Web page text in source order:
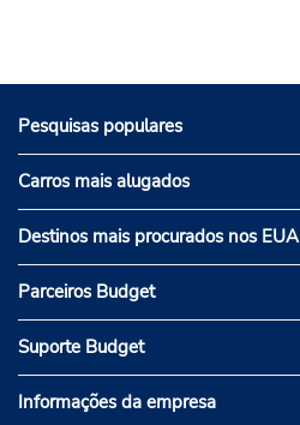
Pesquisas populares
Carros mais alugados
Destinos mais procurados nos EUA
Parceiros Budget
Suporte Budget
Informações da empresa